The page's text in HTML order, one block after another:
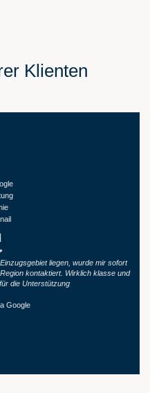
Klienten
liegen, wurde mir sofort
kontaktiert. Wirklich klasse und
die Unterstützung
Google